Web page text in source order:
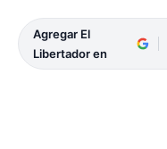
Agregar El
Libertador en